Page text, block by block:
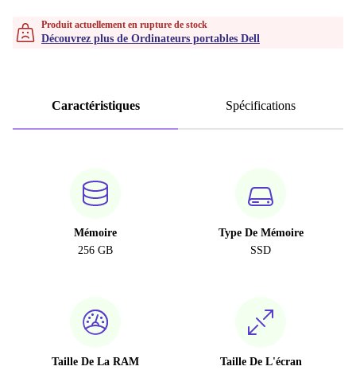
Produit actuellement en rupture de stock
Découvrez plus de Ordinateurs portables Dell
Caractéristiques Spécifications
Mémoire
256 GB
Type De Mémoire
SSD
Taille De La RAM
Taille De L'écran